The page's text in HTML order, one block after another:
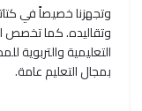
وتجهزنا خصيصاً في
وتقاليده. كما تخصص
التعليمية والتربوية
بمجال التعليم عامة.